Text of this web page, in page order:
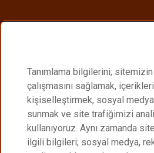
Size en yakın Raex®
Raex distribütör ortakları
Become a Raex®
Join a global network delivering
Tanımlama bilgilerini;
çalışmasını sağlamak,
kişiselleştirmek, sosyal
sunmak ve site trafiğimizi
kullanıyoruz. Aynı zamanda
ilgili bilgileri; sosyal medya,